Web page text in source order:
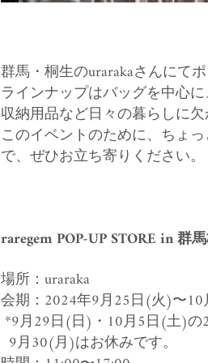
群馬・桐生のurarakaさんにて
ラインナップはバッグを中心
収納用品など日々の暮らしに
このイベントのために、ちょ
で、ぜひお立ち寄りください。
raregem POP-UP STORE in 群
場所：uraraka
会期：2024年9月25日(火)〜
*9月29日(日)・10月5日(土)の
9月30(月)はお休みです。